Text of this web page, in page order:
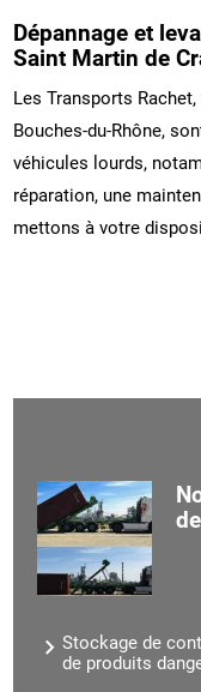
Dépannage et
Saint Martin de
Les Transports
Bouches-du-Rhône,
véhicules lourds,
réparation, une
mettons à votre
Stockage de
de produits